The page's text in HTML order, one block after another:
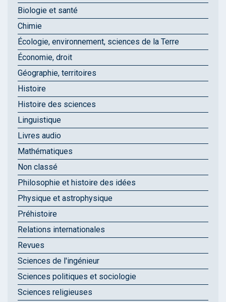
Biologie et santé
Chimie
Écologie, environnement, sciences de la Terre
Économie, droit
Géographie, territoires
Histoire
Histoire des sciences
Linguistique
Livres audio
Mathématiques
Non classé
Philosophie et histoire des idées
Physique et astrophysique
Préhistoire
Relations internationales
Revues
Sciences de l'ingénieur
Sciences politiques et sociologie
Sciences religieuses